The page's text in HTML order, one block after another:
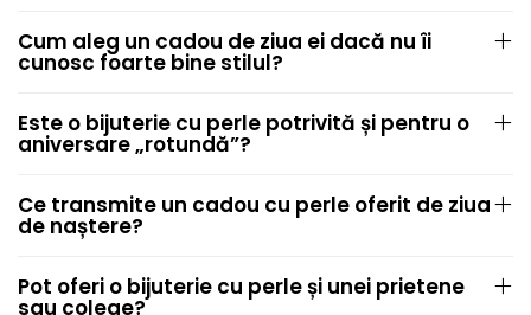
Cum aleg un cadou de ziua ei dacă nu îi
cunosc foarte bine stilul?
Este o bijuterie cu perle potrivită și pentru o
aniversare „rotundă”?
Ce transmite un cadou cu perle oferit de ziua
de naștere?
Pot oferi o bijuterie cu perle și unei prietene
sau colege?